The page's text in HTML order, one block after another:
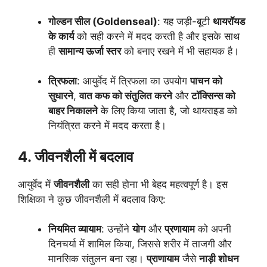
गोल्डन सील (Goldenseal): यह जड़ी-बूटी थायरॉयड
के कार्यको सही करने में मदद करती है और इसके साथ
हीसामान्य ऊर्जा स्तरको बनाए रखने में भी सहायक है।
त्रिफला: आयुर्वेद में त्रिफला का उपयोगपाचन को
सुधारने,वात कफ को संतुलित करनेऔरटॉक्सिन्स को
बाहर निकालनेके लिए किया जाता है, जो थायराइड को
नियंत्रित करने में मदद करता है।
4. जीवनशैली में बदलाव
आयुर्वेद मेंजीवनशैलीका सही होना भी बेहद महत्वपूर्ण है। इस
शिक्षिका ने कुछ जीवनशैली में बदलाव किए:
नियमित व्यायाम: उन्होंनेयोगऔरप्रणायामको अपनी
दिनचर्या में शामिल किया, जिससे शरीर में ताजगी और
मानसिक संतुलन बना रहा।प्राणायामजैसेनाड़ी शोधन